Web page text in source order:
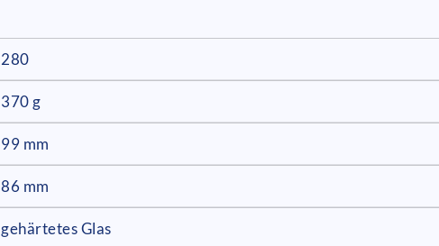
280
370 g
99 mm
86 mm
gehärtetes Glas